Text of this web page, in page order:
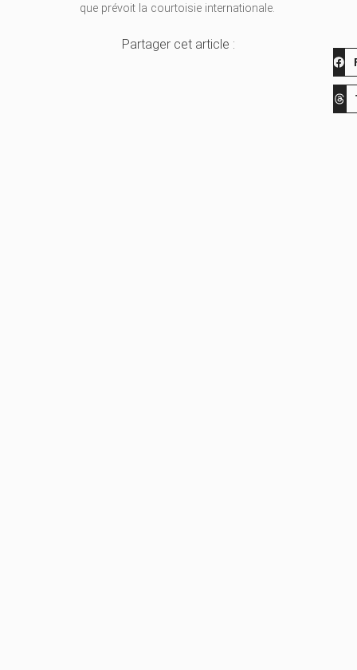
que prévoit la courtoisie internationale.
Partager cet article :